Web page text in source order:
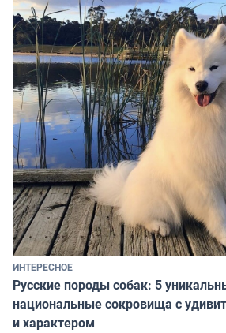
ИНТЕРЕСНОЕ
Русские породы собак: 5
национальные сокровища с
и характером